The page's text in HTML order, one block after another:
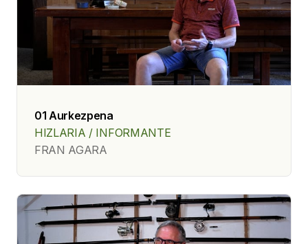
01 Aurkezpena
HIZLARIA / INFORMANTE
FRAN AGARA